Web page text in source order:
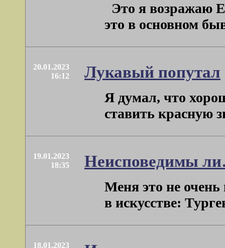
Это я возражаю
это в основном
20.01.2023
16:12
Лукавый попутал
Я думал, что
ставить красную
19.01.2023
18:35
Неисповедимы
Меня это не
в искусстве:
18.01.2023